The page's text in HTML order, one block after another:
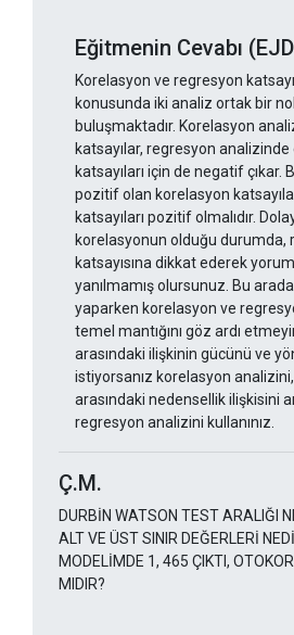
Eğitmenin Cevabı
Korelasyon ve regresyon
konusunda iki analiz ortak bir
buluşmaktadır. Korelasyon
katsayılar, regresyon
katsayıları için de negatif çıkar.
pozitif olan korelasyon
katsayıları pozitif olmalıdır.
korelasyonun olduğu durumda,
katsayısına dikkat ederek
yanılmamış olursunuz. Bu
yaparken korelasyon ve
temel mantığını göz ardı
arasındaki ilişkinin gücünü ve
istiyorsanız korelasyon
arasındaki nedensellik ilişkisini
regresyon analizini kullanınız.
Ç.M.
DURBİN WATSON TEST ARALIĞI
ALT VE ÜST SINIR DEĞERLERİ
MODELİMDE 1, 465 ÇIKTI,
MIDIR?